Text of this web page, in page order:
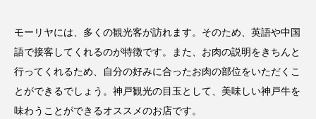
モーリヤには、多くの観光客が訪れます。そのため、英語や中国
語で接客してくれるのが特徴です。また、お肉の説明をきちんと
行ってくれるため、自分の好みに合ったお肉の部位をいただくこ
とができるでしょう。神戸観光の目玉として、美味しい神戸牛を
味わうことができるオススメのお店です。